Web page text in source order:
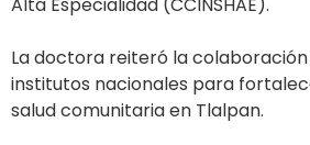
La doctora reiteró la
institutos nacionales para
salud comunitaria en Tlalpan.